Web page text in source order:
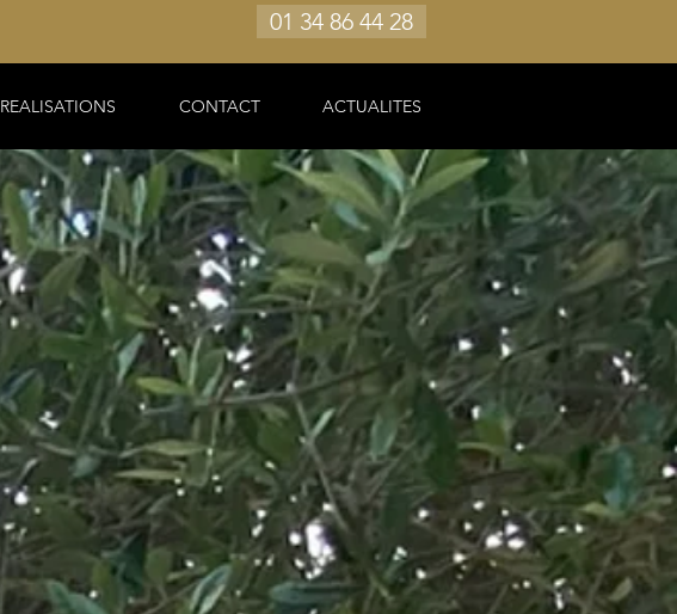
REALISATIONS CONTACT ACTUALITES
01 34 86 44 28